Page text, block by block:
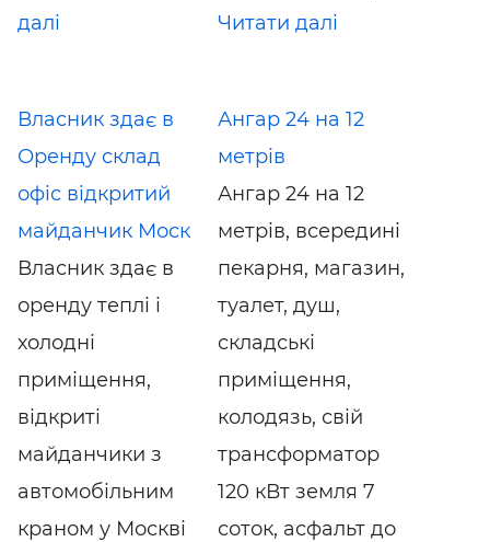
далі
Читати далі
Власник здає в
Оренду склад
офіс відкритий
майданчик Моск
Власник здає в
оренду теплі і
холодні
приміщення,
відкриті
майданчики з
автомобільним
краном у Москві
Ангар 24 на 12
метрів
Ангар 24 на 12
метрів, всередині
пекарня, магазин,
туалет, душ,
складські
приміщення,
колодязь, свій
трансформатор
120 кВт земля 7
соток, асфальт до